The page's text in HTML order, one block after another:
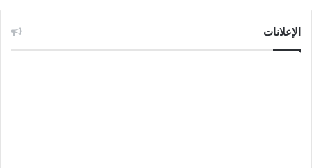
الإعلانات